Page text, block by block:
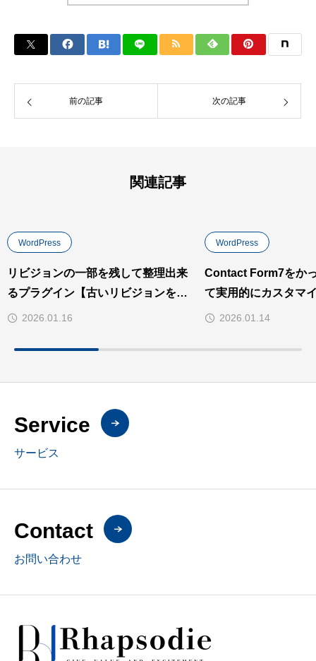
前の記事 次の記事
関連記事
WordPress
リビジョンの一部を残して整理出来
るプラグイン【古いリビジョンを整
理】プラグイン
2026.01.16
WordPress
Contact Form7をか
て実用的にカスタマ
ペで再現可】
2026.01.14
Service
サービス
Contact
お問い合わせ